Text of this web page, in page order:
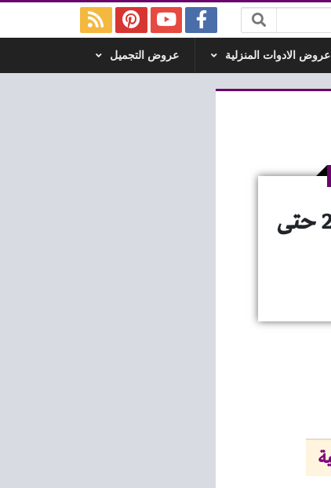
عروض الادوات المنزلية عروض التجميل
عروض حبش ماركت مدينة نصر من 26 نوفمبر 2020 حتى